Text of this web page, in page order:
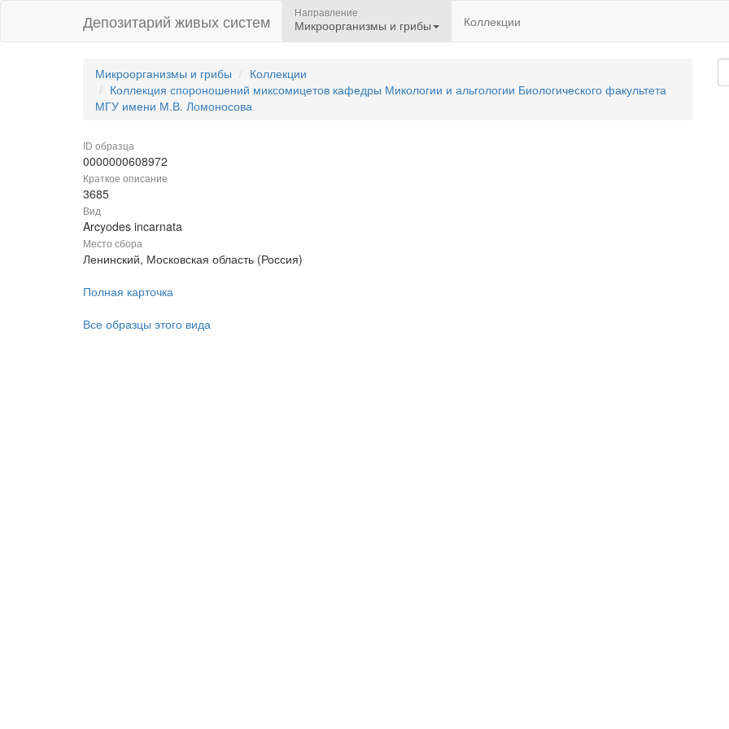
Депозитарий живых систем Направление
Микроорганизмы и грибы Коллекции
Микроорганизмы и грибы
Коллекции
Коллекция спороношений миксомицетов кафедры Микологии и альгологии Биологического факультета
МГУ имени М.В. Ломоносова
ID образца
0000000608972
Краткое описание
3685
Вид
Arcyodes incarnata
Место сбора
Ленинский, Московская область (Россия)
Полная карточка
Все образцы этого вида